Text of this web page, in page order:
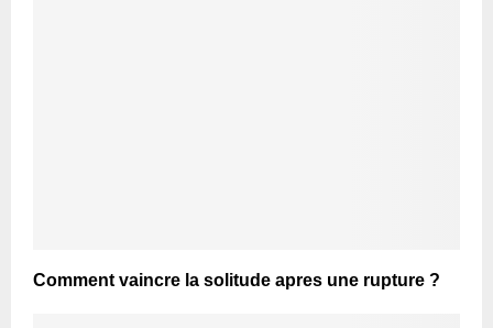
Comment vaincre la solitude apres une rupture ?